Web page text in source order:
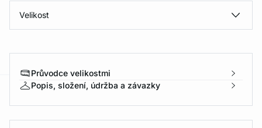
Velikost
Průvodce velikostmi
Popis, složení, údržba a závazky